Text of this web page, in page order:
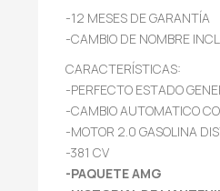
-12 MESES DE GARANTÍA
-CAMBIO DE NOMBRE
CARACTERÍSTICAS:
-PERFECTO ESTADO
-CAMBIO AUTOMATICO
-MOTOR 2.0 GASOLINA
-381 CV
-PAQUETE AMG